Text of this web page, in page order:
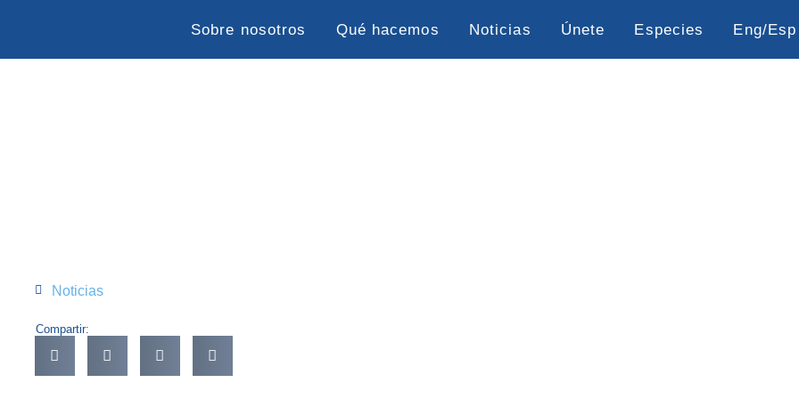
Sobre nosotros Qué hacemos Noticias Únete Especies Eng/Esp
Noticias
Compartir: